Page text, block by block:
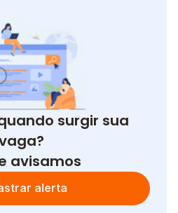
surgir sua
avisamos
alerta